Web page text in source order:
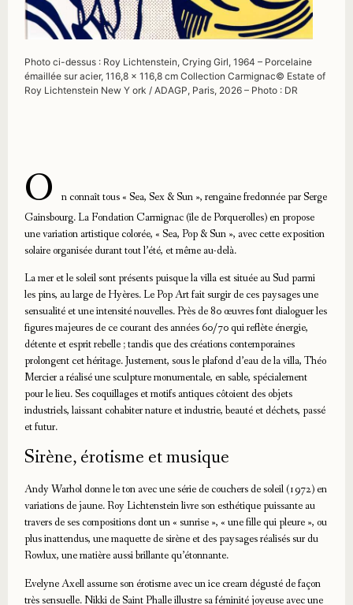
Photo ci-dessus : Roy Lichtenstein, Crying Girl, 1964 – Porcelaine
émaillée sur acier, 116,8 × 116,8 cm Collection Carmignac© Estate of
Roy Lichtenstein New Y ork / ADAGP, Paris, 2026 – Photo : DR
O
n connaît tous « Sea, Sex & Sun », rengaine fredonnée par Serge
Gainsbourg. La Fondation Carmignac (île de Porquerolles) en propose
une variation artistique colorée, « Sea, Pop & Sun », avec cette exposition
solaire organisée durant tout l’été, et même au-delà.
La mer et le soleil sont présents puisque la villa est située au Sud parmi
les pins, au large de Hyères. Le Pop Art fait surgir de ces paysages une
sensualité et une intensité nouvelles. Près de 80 œuvres font dialoguer les
figures majeures de ce courant des années 60/70 qui reflète énergie,
détente et esprit rebelle ; tandis que des créations contemporaines
prolongent cet héritage. Justement, sous le plafond d’eau de la villa, Théo
Mercier a réalisé une sculpture monumentale, en sable, spécialement
pour le lieu. Ses coquillages et motifs antiques côtoient des objets
industriels, laissant cohabiter nature et industrie, beauté et déchets, passé
et futur.
Sirène, érotisme et musique
Andy Warhol donne le ton avec une série de couchers de soleil (1972) en
variations de jaune. Roy Lichtenstein livre son esthétique puissante au
travers de ses compositions dont un « sunrise », « une fille qui pleure », ou
plus inattendus, une maquette de sirène et des paysages réalisés sur du
Rowlux, une matière aussi brillante qu’étonnante.
Evelyne Axell assume son érotisme avec un ice cream dégusté de façon
très sensuelle. Nikki de Saint Phalle illustre sa féminité joyeuse avec une